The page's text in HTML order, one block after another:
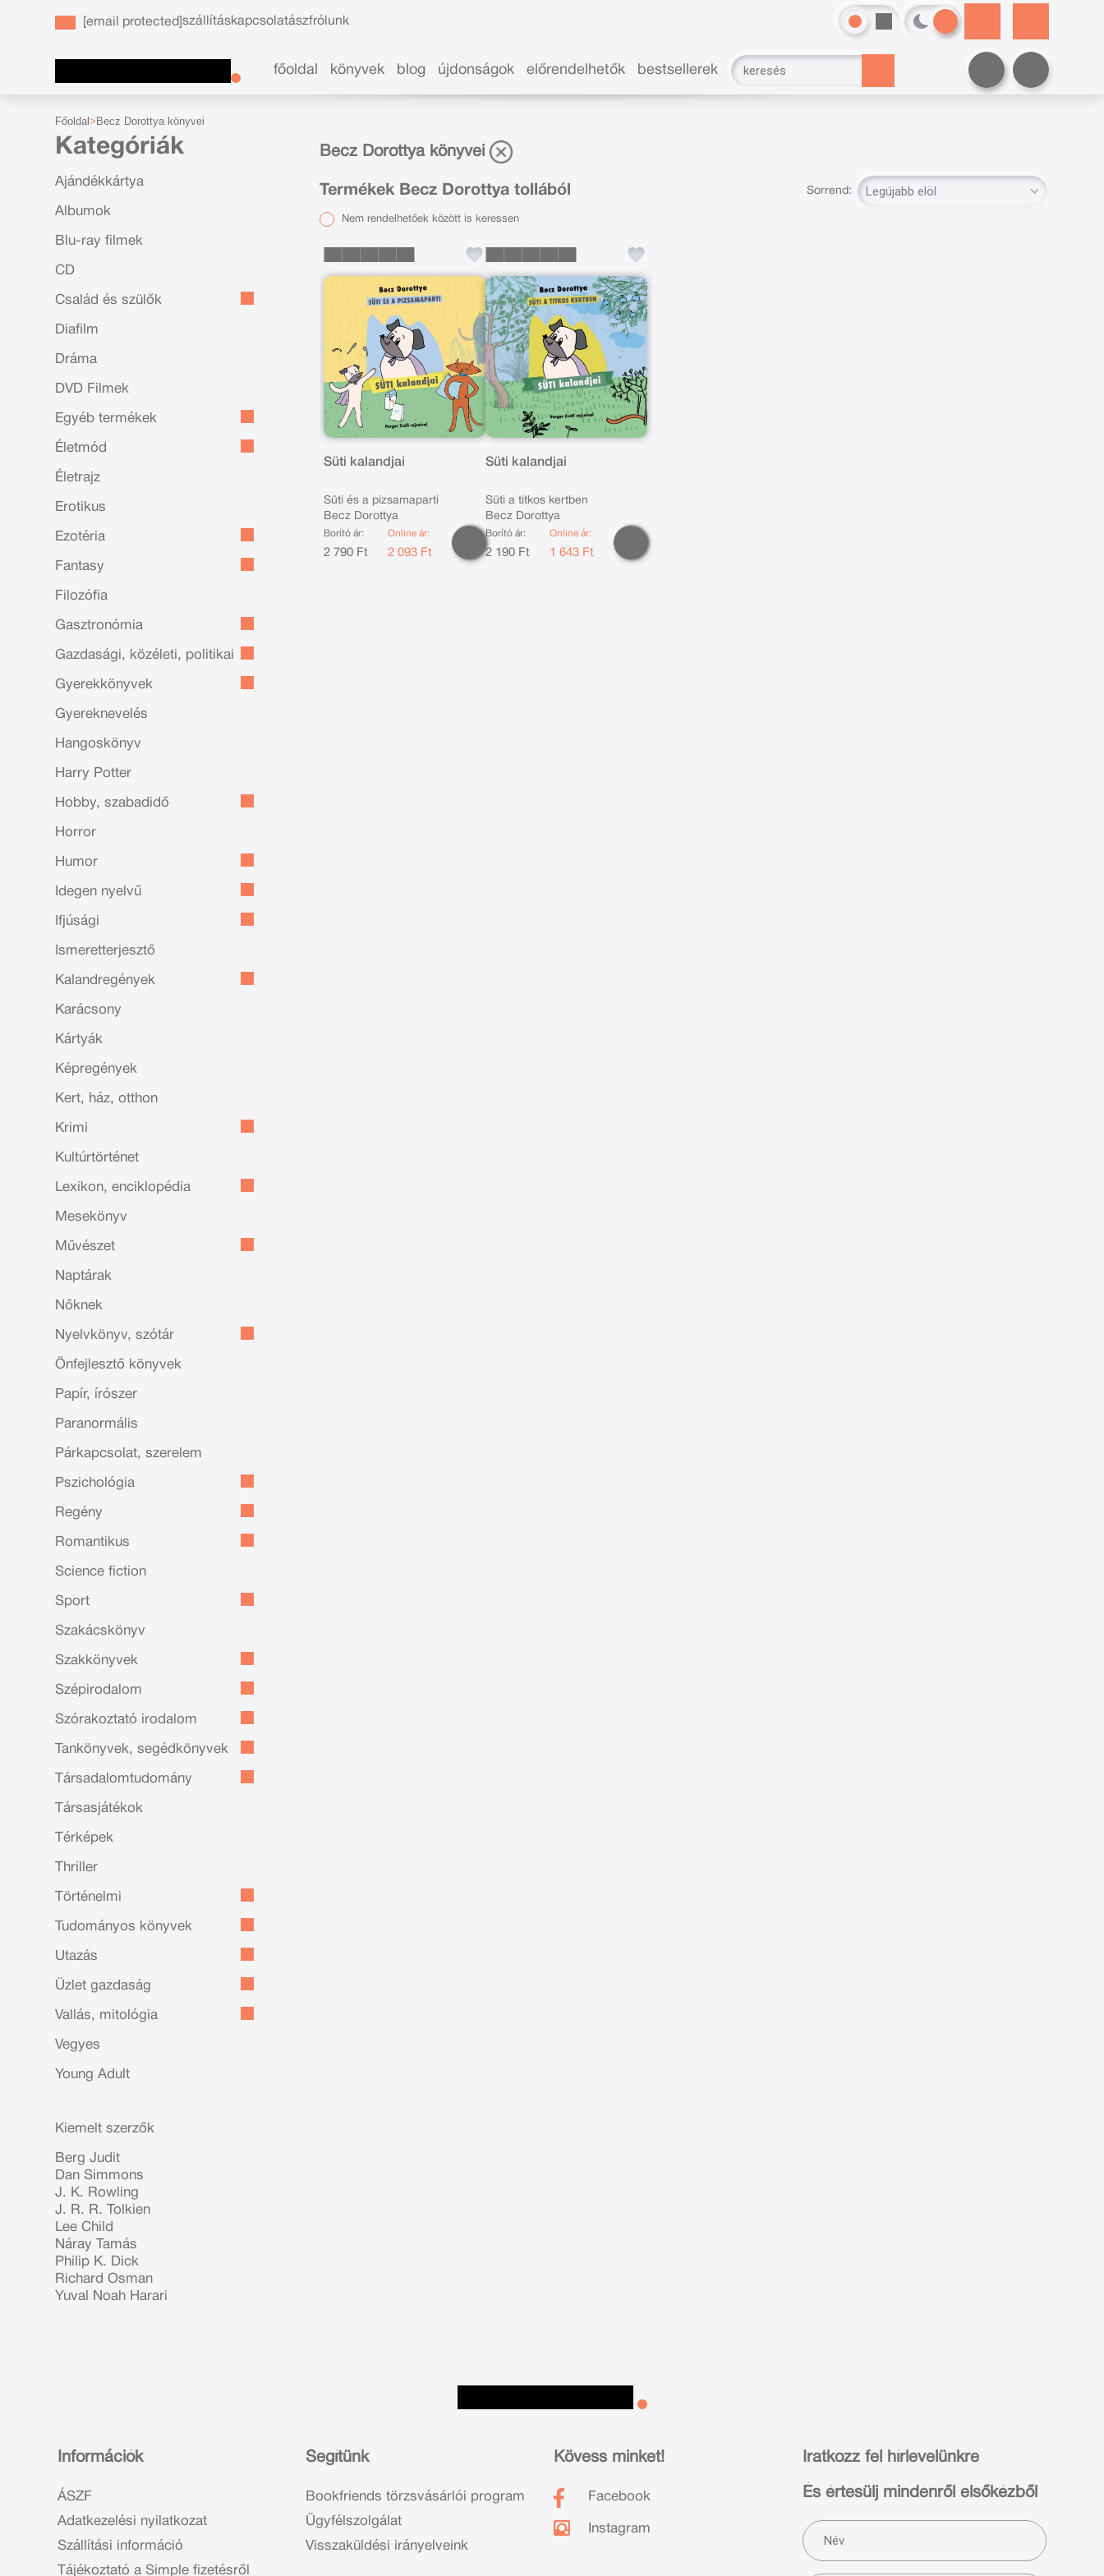
[email protected]szállításkapcsolatászfrólunk
főoldal könyvek blog újdonságok előrendelhetők bestsellerek
Főoldal Becz Dorottya könyvei
Kategóriák
Ajándékkártya
Albumok
Blu-ray filmek
CD
Család és szülők
Diafilm
Dráma
DVD Filmek
Egyéb termékek
Életmód
Életrajz
Erotikus
Ezotéria
Fantasy
Filozófia
Gasztronómia
Gazdasági, közéleti, politikai
Gyerekkönyvek
Gyereknevelés
Hangoskönyv
Harry Potter
Hobby, szabadidő
Horror
Humor
Idegen nyelvű
Ifjúsági
Ismeretterjesztő
Kalandregények
Karácsony
Kártyák
Képregények
Kert, ház, otthon
Krimi
Kultúrtörténet
Lexikon, enciklopédia
Mesekönyv
Művészet
Naptárak
Nőknek
Nyelvkönyv, szótár
Önfejlesztő könyvek
Papír, írószer
Paranormális
Párkapcsolat, szerelem
Pszichológia
Regény
Romantikus
Science fiction
Sport
Szakácskönyv
Szakkönyvek
Szépirodalom
Szórakoztató irodalom
Tankönyvek, segédkönyvek
Társadalomtudomány
Társasjátékok
Térképek
Thriller
Történelmi
Tudományos könyvek
Utazás
Üzlet gazdaság
Vallás, mitológia
Vegyes
Young Adult
Kiemelt szerzők
Berg Judit
Dan Simmons
J. K. Rowling
J. R. R. Tolkien
Lee Child
Náray Tamás
Philip K. Dick
Richard Osman
Yuval Noah Harari
Becz Dorottya könyvei
Termékek Becz Dorottya tollából Sorrend:
Nem rendelhetőek között is keressen
Süti kalandjai
Süti és a pizsamaparti
Becz Dorottya
Borító ár:
2 790 Ft
Online ár:
2 093 Ft
Süti kalandjai
Süti a titkos kertben
Becz Dorottya
Borító ár:
2 190 Ft
Online ár:
1 643 Ft
Információk
ÁSZF
Adatkezelési nyilatkozat
Szállítási információ
Tájékoztató a Simple fizetésről
Segítünk
Bookfriends törzsvásárlói program
Ügyfélszolgálat
Visszaküldési irányelveink
Kövess minket!
Facebook
Instagram
Iratkozz fel hírlevelünkre
És értesülj mindenről elsőkézből